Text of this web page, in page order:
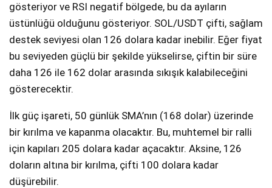
gösteriyor ve RSI negatif bölgede, bu da ayıların
üstünlüğü olduğunu gösteriyor. SOL/USDT çifti, sağlam
destek seviyesi olan 126 dolara kadar inebilir. Eğer fiyat
bu seviyeden güçlü bir şekilde yükselirse, çiftin bir süre
daha 126 ile 162 dolar arasında sıkışık kalabileceğini
gösterecektir.
İlk güç işareti, 50 günlük SMA’nın (168 dolar) üzerinde
bir kırılma ve kapanma olacaktır. Bu, muhtemel bir ralli
için kapıları 205 dolara kadar açacaktır. Aksine, 126
doların altına bir kırılma, çifti 100 dolara kadar
düşürebilir.